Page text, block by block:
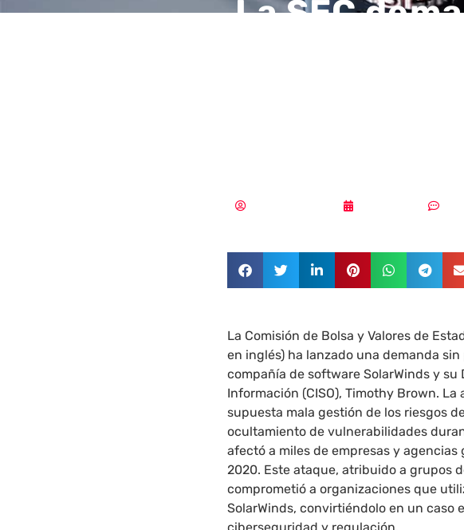
La SEC
La Comisión de Bolsa y Valores de
en inglés) ha lanzado una demanda
compañía de software SolarWinds y
Información (CISO), Timothy Brown.
supuesta mala gestión de los riesgos
ocultamiento de vulnerabilidades
afectó a miles de empresas y
2020. Este ataque, atribuido a grupos
comprometió a organizaciones que
SolarWinds, convirtiéndolo en un caso
ciberseguridad y regulación.